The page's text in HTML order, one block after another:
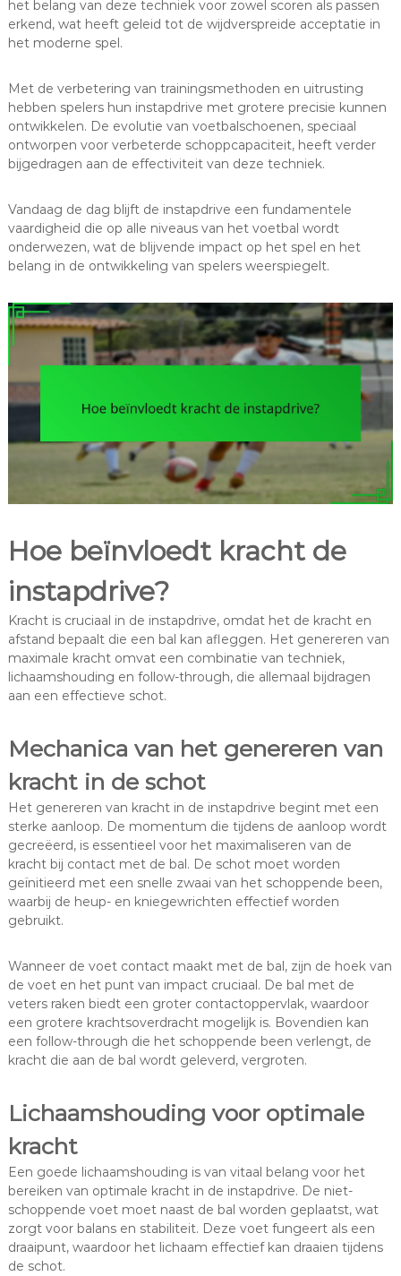
het belang van deze techniek voor zowel scoren als passen
erkend, wat heeft geleid tot de wijdverspreide acceptatie in
het moderne spel.
Met de verbetering van trainingsmethoden en uitrusting
hebben spelers hun instapdrive met grotere precisie kunnen
ontwikkelen. De evolutie van voetbalschoenen, speciaal
ontworpen voor verbeterde schoppcapaciteit, heeft verder
bijgedragen aan de effectiviteit van deze techniek.
Vandaag de dag blijft de instapdrive een fundamentele
vaardigheid die op alle niveaus van het voetbal wordt
onderwezen, wat de blijvende impact op het spel en het
belang in de ontwikkeling van spelers weerspiegelt.
Hoe beïnvloedt kracht de
instapdrive?
Kracht is cruciaal in de instapdrive, omdat het de kracht en
afstand bepaalt die een bal kan afleggen. Het genereren van
maximale kracht omvat een combinatie van techniek,
lichaamshouding en follow-through, die allemaal bijdragen
aan een effectieve schot.
Mechanica van het genereren van
kracht in de schot
Het genereren van kracht in de instapdrive begint met een
sterke aanloop. De momentum die tijdens de aanloop wordt
gecreëerd, is essentieel voor het maximaliseren van de
kracht bij contact met de bal. De schot moet worden
geïnitieerd met een snelle zwaai van het schoppende been,
waarbij de heup- en kniegewrichten effectief worden
gebruikt.
Wanneer de voet contact maakt met de bal, zijn de hoek van
de voet en het punt van impact cruciaal. De bal met de
veters raken biedt een groter contactoppervlak, waardoor
een grotere krachtsoverdracht mogelijk is. Bovendien kan
een follow-through die het schoppende been verlengt, de
kracht die aan de bal wordt geleverd, vergroten.
Lichaamshouding voor optimale
kracht
Een goede lichaamshouding is van vitaal belang voor het
bereiken van optimale kracht in de instapdrive. De niet-
schoppende voet moet naast de bal worden geplaatst, wat
zorgt voor balans en stabiliteit. Deze voet fungeert als een
draaipunt, waardoor het lichaam effectief kan draaien tijdens
de schot.